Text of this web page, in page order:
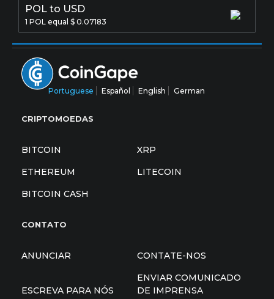
POL to USD
1 POL equal $ 0.07183
Portuguese Español English German
CRIPTOMOEDAS
BITCOIN
XRP
ETHEREUM
LITECOIN
BITCOIN CASH
CONTATO
ANUNCIAR CONTATE-NOS
ESCREVA PARA NÓS
ENVIAR COMUNICADO
DE IMPRENSA